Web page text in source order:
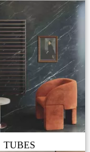
TUBES